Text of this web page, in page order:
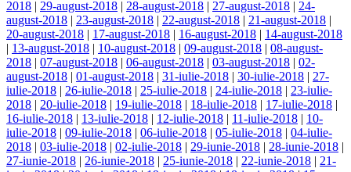
2018 | 29-august-2018 | 28-august-2018 | 27-august-2018 | 24-
august-2018 | 23-august-2018 | 22-august-2018 | 21-august-2018 |
20-august-2018 | 17-august-2018 | 16-august-2018 | 14-august-2018
| 13-august-2018 | 10-august-2018 | 09-august-2018 | 08-august-
2018 | 07-august-2018 | 06-august-2018 | 03-august-2018 | 02-
august-2018 | 01-august-2018 | 31-iulie-2018 | 30-iulie-2018 | 27-
iulie-2018 | 26-iulie-2018 | 25-iulie-2018 | 24-iulie-2018 | 23-iulie-
2018 | 20-iulie-2018 | 19-iulie-2018 | 18-iulie-2018 | 17-iulie-2018 |
16-iulie-2018 | 13-iulie-2018 | 12-iulie-2018 | 11-iulie-2018 | 10-
iulie-2018 | 09-iulie-2018 | 06-iulie-2018 | 05-iulie-2018 | 04-iulie-
2018 | 03-iulie-2018 | 02-iulie-2018 | 29-iunie-2018 | 28-iunie-2018 |
27-iunie-2018 | 26-iunie-2018 | 25-iunie-2018 | 22-iunie-2018 | 21-